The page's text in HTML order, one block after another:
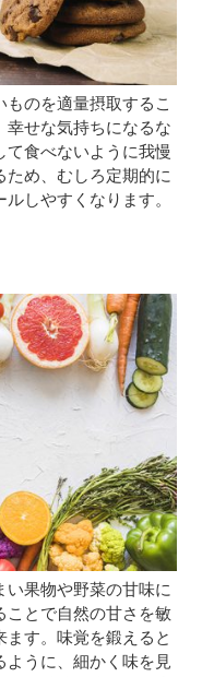
のを適量摂取するこ
幸せな気持ちになるな
て食べないように我慢
め、むしろ定期的に
しやすくなります。
い果物や野菜の甘味に
ことで自然の甘さを敏
す。味覚を鍛えると
ように、細かく味を見